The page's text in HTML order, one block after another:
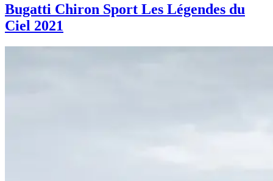
Bugatti Chiron Sport Les Légendes du
Ciel 2021